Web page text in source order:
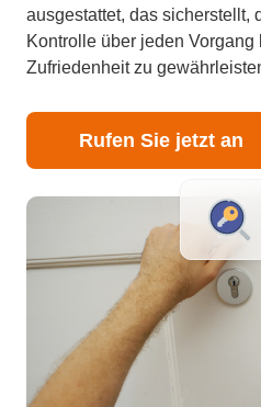
ausgestattet, das sicherstellt,
Kontrolle über jeden
Zufriedenheit zu
Rufen Sie jetzt an